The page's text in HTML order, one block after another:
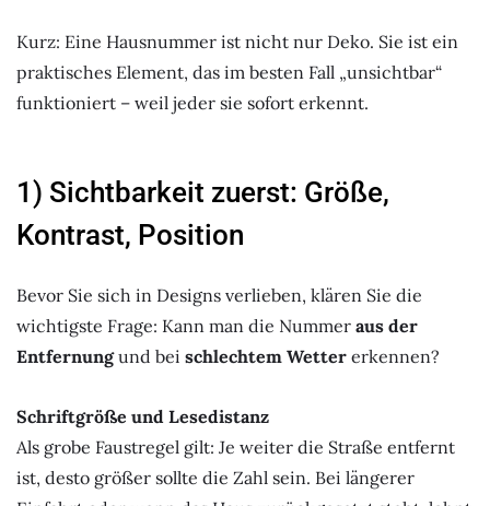
Kurz: Eine Hausnummer ist nicht nur Deko. Sie ist ein
praktisches Element, das im besten Fall „unsichtbar“
funktioniert – weil jeder sie sofort erkennt.
1) Sichtbarkeit zuerst: Größe,
Kontrast, Position
Bevor Sie sich in Designs verlieben, klären Sie die
wichtigste Frage: Kann man die Nummer aus der
Entfernungund bei schlechtem Wetter erkennen?
Schriftgröße und Lesedistanz
Als grobe Faustregel gilt: Je weiter die Straße entfernt
ist, desto größer sollte die Zahl sein. Bei längerer